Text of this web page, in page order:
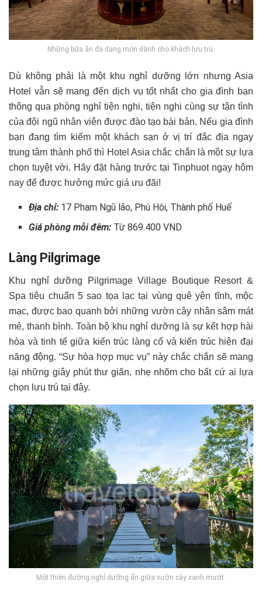
Những bữa ăn đa dạng món dành cho khách lưu trú.
Dù không phải là một khu nghỉ dưỡng lớn nhưng Asia
Hotel vẫn sẽ mang đến dịch vụ tốt nhất cho gia đình bạn
thông qua phòng nghỉ tiện nghi, tiện nghi cùng sự tận tình
của đội ngũ nhân viên được đào tạo bài bản. Nếu gia đình
bạn đang tìm kiếm một khách sạn ở vị trí đắc địa ngay
trung tâm thành phố thì Hotel Asia chắc chắn là một sự lựa
chọn tuyệt vời. Hãy đặt hàng trước tại Tinphuot ngay hôm
nay để được hưởng mức giá ưu đãi!
Địa chỉ: 17 Phạm Ngũ lão, Phú Hội, Thành phố Huế
Giá phòng mỗi đêm: Từ 869.400 VND
Làng Pilgrimage
Khu nghỉ dưỡng Pilgrimage Village Boutique Resort &
Spa tiêu chuẩn 5 sao tọa lạc tại vùng quê yên tĩnh, mộc
mạc, được bao quanh bởi những vườn cây nhân sâm mát
mẻ, thanh bình. Toàn bộ khu nghỉ dưỡng là sự kết hợp hài
hòa và tinh tế giữa kiến ​​trúc làng cổ và kiến ​​trúc hiện đại
năng động. “Sự hòa hợp mục vụ” này chắc chắn sẽ mang
lại những giây phút thư giãn, nhẹ nhõm cho bất cứ ai lựa
chọn lưu trú tại đây.
Một thiên đường nghỉ dưỡng ẩn giữa vườn cây xanh mướt.